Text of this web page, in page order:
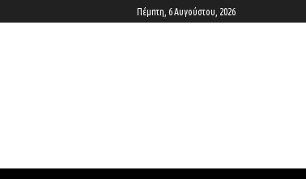
Πέμπτη, 6 Αυγούστου, 2026